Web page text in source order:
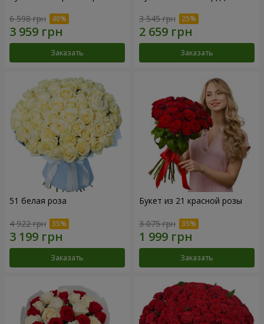
6 598 грн
Заказать
3 545 грн
Заказать
51 белая роза
4 922 грн
Заказать
Букет из 21 красной розы
3 075 грн
Заказать